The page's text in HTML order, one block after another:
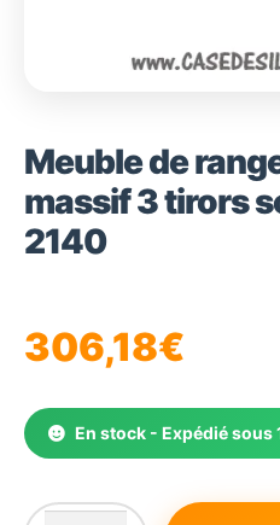
Meuble de
massif 3 tirors
2140
306,18€
En stock - Expédié sous